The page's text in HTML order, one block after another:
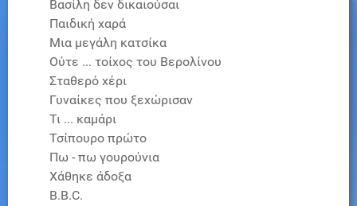
Βασίλη δεν δικαιούσαι
Παιδική χαρά
Μια μεγάλη κατσίκα
Ούτε ... τοίχος του Βερολίνου
Σταθερό χέρι
Γυναίκες που ξεχώρισαν
Τι ... καμάρι
Τσίπουρο πρώτο
Πω - πω γουρούνια
Χάθηκε άδοξα
Β.Β.C.